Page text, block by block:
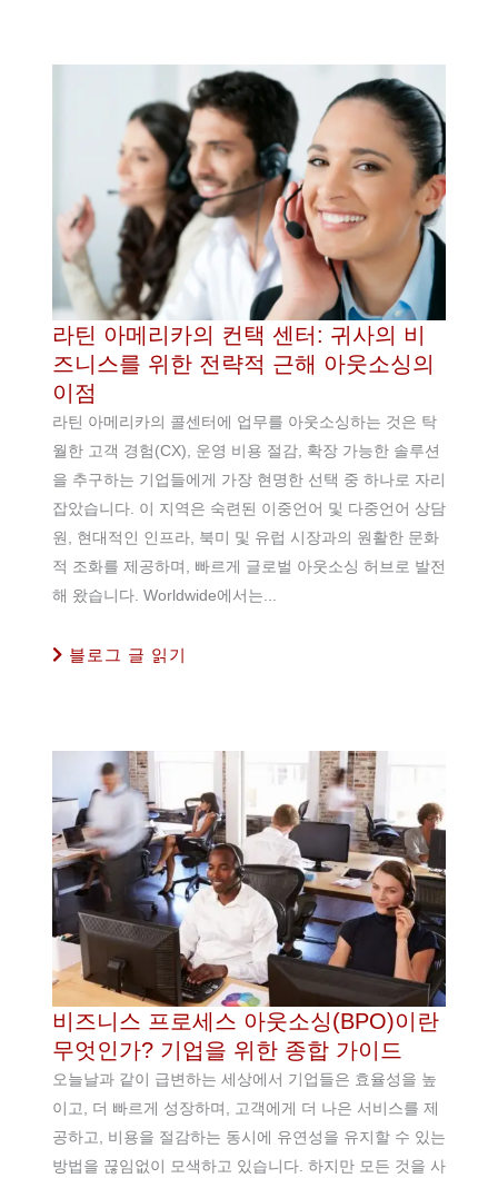
라틴 아메리카의 컨택 센터: 귀사의 비
즈니스를 위한 전략적 근해 아웃소싱의
이점
라틴 아메리카의 콜센터에 업무를 아웃소싱하는 것은 탁
월한 고객 경험(CX), 운영 비용 절감, 확장 가능한 솔루션
을 추구하는 기업들에게 가장 현명한 선택 중 하나로 자리
잡았습니다. 이 지역은 숙련된 이중언어 및 다중언어 상담
원, 현대적인 인프라, 북미 및 유럽 시장과의 원활한 문화
적 조화를 제공하며, 빠르게 글로벌 아웃소싱 허브로 발전
해 왔습니다. Worldwide에서는...
블로그 글 읽기
비즈니스 프로세스 아웃소싱(BPO)이란
무엇인가? 기업을 위한 종합 가이드
오늘날과 같이 급변하는 세상에서 기업들은 효율성을 높
이고, 더 빠르게 성장하며, 고객에게 더 나은 서비스를 제
공하고, 비용을 절감하는 동시에 유연성을 유지할 수 있는
방법을 끊임없이 모색하고 있습니다. 하지만 모든 것을 사